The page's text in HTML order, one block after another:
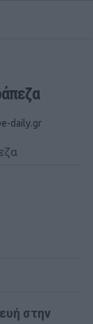
daily.gr
στην